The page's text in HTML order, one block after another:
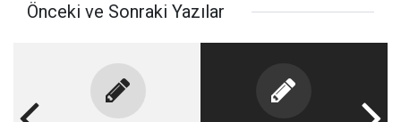
Önceki ve Sonraki Yazılar